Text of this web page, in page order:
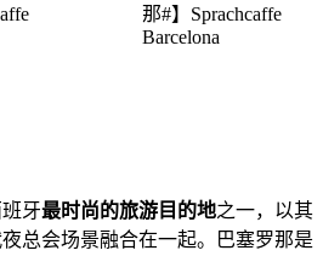
牙最时尚的旅游目的地之一，以其
总会场景融合在一起。巴塞罗那是